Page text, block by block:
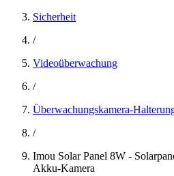
Sicherheit
/
Videoüberwachung
/
Überwachungskamera-
/
Imou Solar Panel 8W -
Akku-Kamera